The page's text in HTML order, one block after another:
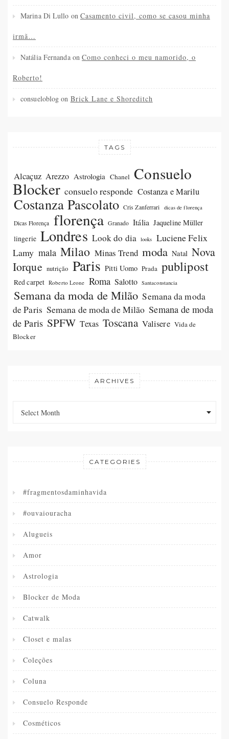
Marina Di Lullo on Casamento civil, como se casou minha
irmã…
Natália FernandaonComo conheci o meu namorido, o
Roberto!
consueloblog on Brick Lane e Shoreditch
TAGS
Alcaçuz Arezzo Astrologia Chanel Consuelo
Blocker consuelo responde Costanza e Marilu
Costanza Pascolato Cris Zanferrari dicas de florença
Dicas Florença florença Granado Itália Jaqueline Müller
lingerie Londres Look do dia looks
Luciene Felix
Lamy mala Milao Minas Trend moda Natal Nova
Iorque nutrição Paris Pitti Uomo Prada publipost
Red carpet Roberto Leone Roma Salotto Santaconstancia
Semana da moda de Milão Semana da moda
de Paris Semana de moda de Milão Semana de moda
de Paris SPFW Texas Toscana Valisere Vida de
Blocker
ARCHIVES
Select Month
CATEGORIES
#fragmentosdaminhavida
#ouvaiouracha
Alugueis
Amor
Astrologia
Blocker de Moda
Catwalk
Closet e malas
Coleções
Coluna
Consuelo Responde
Cosméticos